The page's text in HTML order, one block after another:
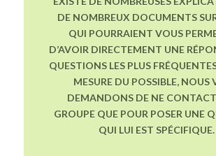
DE NOMBREUX DOCUMENTS
QUI POURRAIENT VOUS
D’AVOIR DIRECTEMENT UNE
QUESTIONS LES PLUS
MESURE DU POSSIBLE, NOUS
DEMANDONS DE NE
GROUPE QUE POUR POSER UNE
QUI LUI EST SPÉCIFIQUE.